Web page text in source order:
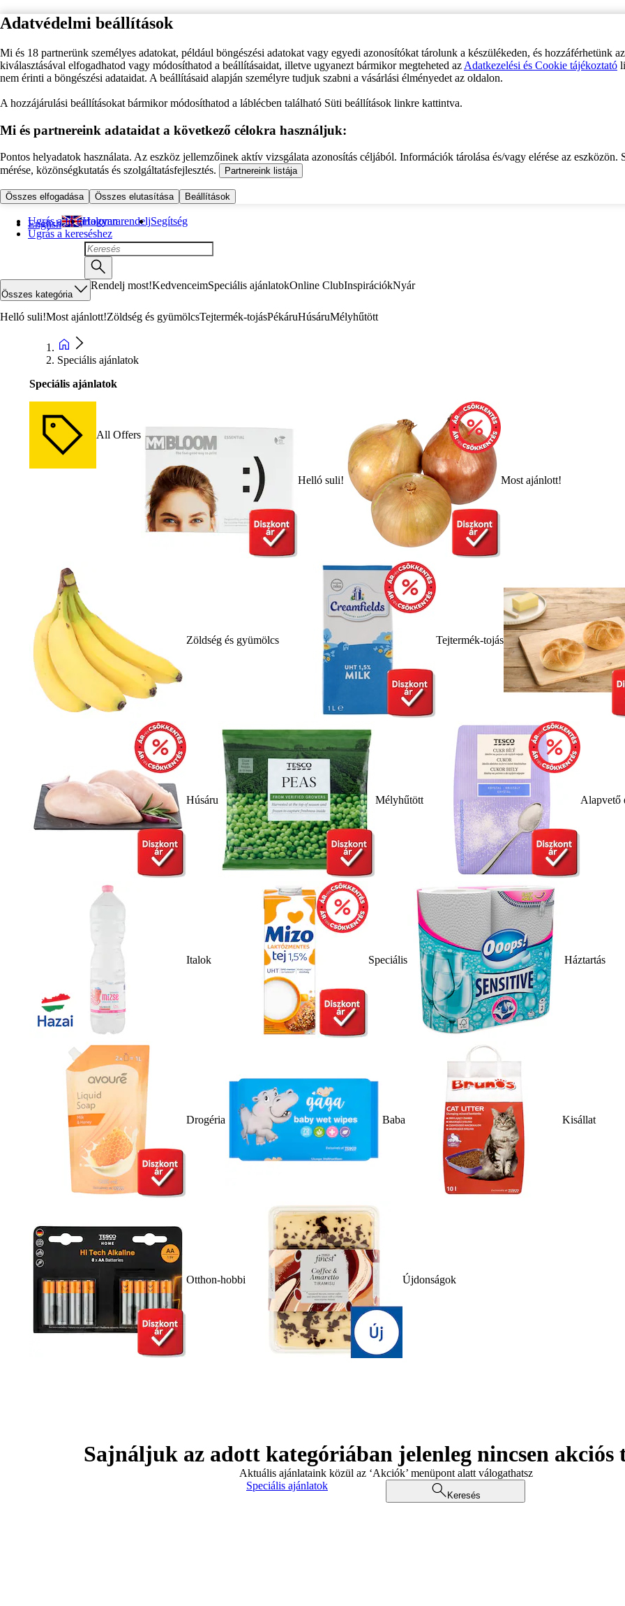
Adatvédelmi beállítások
Mi és 18 partnerünk személyes adatokat, például böngészési adatokat vagy egyedi azonosítókat tárolunk a készülékeden, és hozzáférhetünk
kiválasztásával elfogadhatod vagy módosíthatod a beállításaidat, illetve ugyanezt bármikor megteheted az Adatkezelési és Cookie tájékoztató
nem érinti a böngészési adataidat. A beállításaid alapján személyre tudjuk szabni a vásárlási élményedet az oldalon.
A hozzájárulási beállításokat bármikor módosíthatod a láblécben található Süti beállítások linkre kattintva.
Mi és partnereink adataidat a következő célokra használjuk:
Pontos helyadatok használata. Az eszköz jellemzőinek aktív vizsgálata azonosítás céljából. Információk tárolása és/vagy elérése az eszközön.
mérése, közönségkutatás és szolgáltatásfejlesztés.
Partnereink listája
Összes elfogadása Összes elutasítása Beállítások
Ugrás a fő tartalomra
Ugrás a kereséshez
English Hogyan rendeljSegítség
Összes kategória
Rendelj most!KedvenceimSpeciális ajánlatokOnline ClubInspirációkNyár
Helló suli!Most ajánlott!Zöldség és gyümölcsTejtermék-tojásPékáruHúsáruMélyhűtött
Speciális ajánlatok
Speciális ajánlatok
All Offers
Helló suli! Most ajánlott!
Zöldség és gyümölcs Tejtermék-tojás
Húsáru Mélyhűtött Alapvető
Italok Speciális Háztartás
Drogéria Baba Kisállat
Otthon-hobbi Újdonságok
Sajnáljuk az adott kategóriában jelenleg nincsen akciós
Aktuális ajánlataink közül az ‘Akciók’ menüpont alatt válogathatsz
Speciális ajánlatok
Keresés